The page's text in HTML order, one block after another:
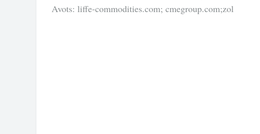
Avots: liffe-commodities.com; cmegroup.com;zol